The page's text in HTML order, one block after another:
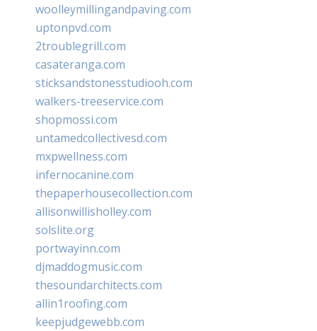
woolleymillingandpaving.com
uptonpvd.com
2troublegrill.com
casateranga.com
sticksandstonesstudiooh.com
walkers-treeservice.com
shopmossi.com
untamedcollectivesd.com
mxpwellness.com
infernocanine.com
thepaperhousecollection.com
allisonwillisholley.com
solslite.org
portwayinn.com
djmaddogmusic.com
thesoundarchitects.com
allin1roofing.com
keepjudgewebb.com